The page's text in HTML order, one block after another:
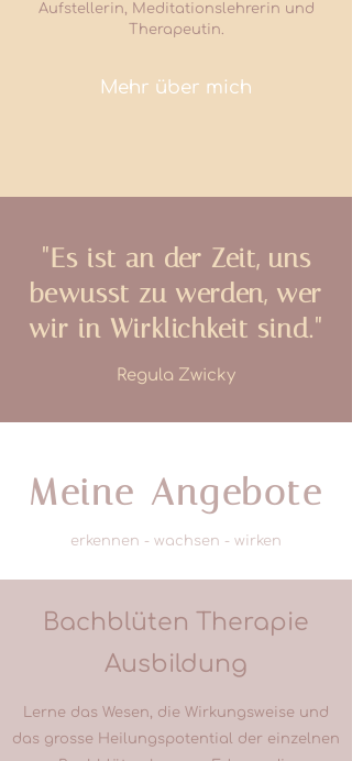
Aufstellerin, Meditationslehrerin und
Therapeutin.
Mehr über mich
"Es ist an der Zeit, uns
bewusst zu werden, wer
wir in Wirklichkeit sind."
Regula Zwicky
Meine Angebote
erkennen - wachsen - wirken
Bachblüten Therapie
Ausbildung
Lerne das Wesen, die Wirkungsweise und
das grosse Heilungspotential der einzelnen